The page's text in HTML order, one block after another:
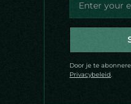
Door je te
Privacybeleid.